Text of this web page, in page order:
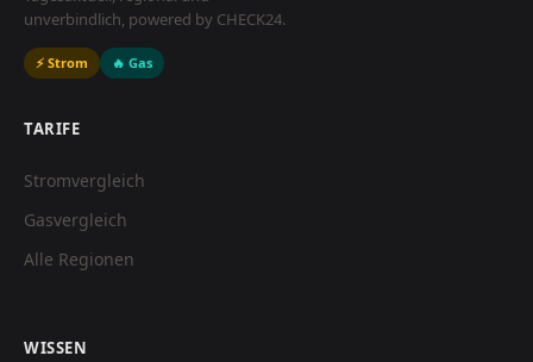
unverbindlich, powered by CHECK24.
⚡ Strom 🔥 Gas
TARIFE
Stromvergleich
Gasvergleich
Alle Regionen
WISSEN